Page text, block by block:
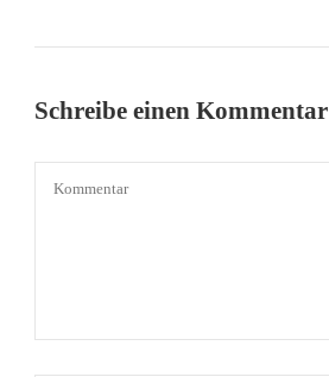
Schreibe einen Kommentar